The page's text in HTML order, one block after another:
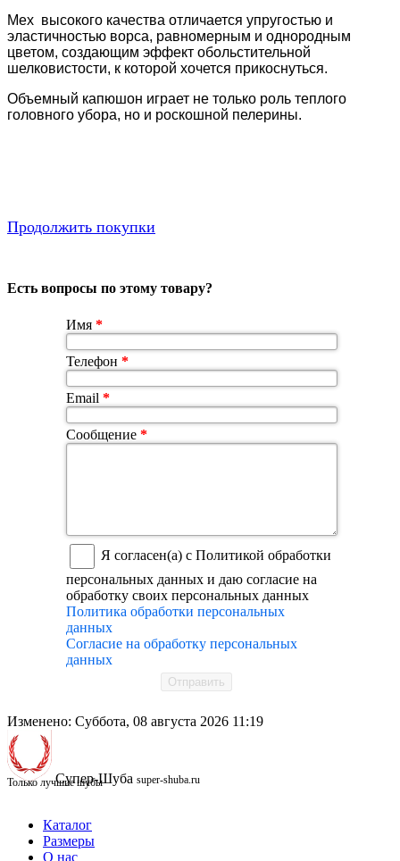
Мех высокого качества отличается упругостью и
эластичностью ворса, равномерным и однородным
цветом, создающим эффект обольстительной
шелковистости, к которой хочется прикоснуться.
Объемный капюшон играет не только роль теплого
головного убора, но и роскошной пелерины.
Продолжить покупки
Есть вопросы по этому товару?
Имя *
Телефон *
Email *
Сообщение *
Я согласен(а) с Политикой обработки
персональных данных и даю согласие на
обработку своих персональных данных
Политика обработки персональных
данных
Согласие на обработку персональных
данных
Отправить
Изменено: Суббота, 08 августа 2026 11:19
Супер-Шуба super-shuba.ru
Только лучшие шубы
Каталог
Размеры
О нас